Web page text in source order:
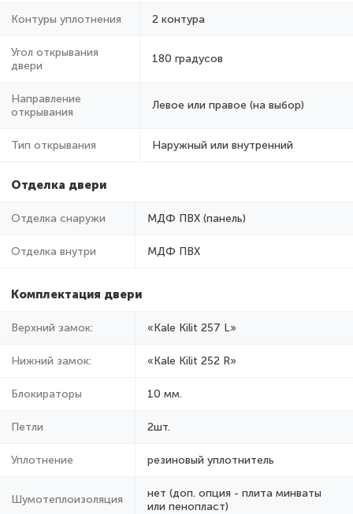
Контуры уплотнения 2 контура
Угол открывания
двери
180 градусов
Направление
открывания
Левое или правое (на выбор)
Тип открывания Наружный или внутренний
Отделка двери
Отделка снаружи МДФ ПВХ (панель)
Отделка внутри МДФ ПВХ
Комплектация двери
Верхний замок: «Kale Kilit 257 L»
Нижний замок: «Kale Kilit 252 R»
Блокираторы 10 мм.
Петли 2шт.
Уплотнение резиновый уплотнитель
Шумотеплоизоляция
нет (доп. опция - плита минваты
или пенопласт)